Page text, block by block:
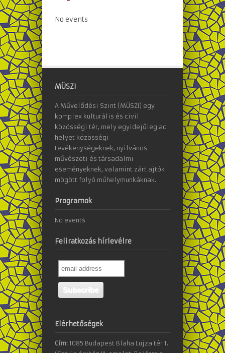
No events
MÜSZI
A Művelődési Szint (MÜSZI) egy
komplex kulturális és civil
közösségi tér, mely egyidejűleg ad
helyet közösségi
tevékenységeknek, nyilvános
művészeti és társadalmi
eseményeknek, valamint zárt ajtók
mögött folyó műhelymunkáknak.
Programok
No events
Feliratkozás hírlevélre
Elérhetőségek
Cím: 1085 Budapest Blaha Lujza tér 1.